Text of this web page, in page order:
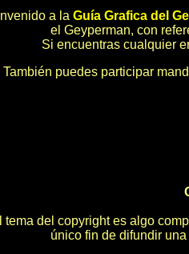
a la Guía Grafica del
el Geyperman, con
Si encuentras cualquier
También puedes participar
tema del copyright es algo
único fin de difundir